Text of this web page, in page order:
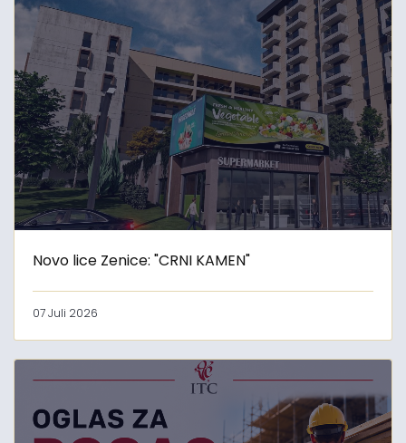
Novo lice Zenice: "CRNI KAMEN"
07 Juli 2026